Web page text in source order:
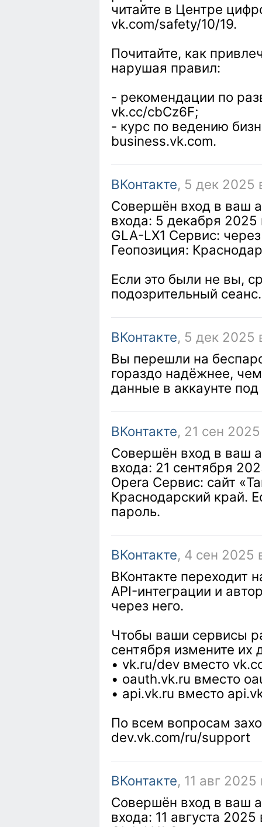
читайте в Центре
vk.com/safety/10/19.
Почитайте, как
нарушая правил:
- рекомендации по
vk.cc/cbCz6F;
- курс по ведению
business.vk.com.
ВКонтакте, 5 дек 2025
Совершён вход в ваш
входа: 5 декабря 2025
GLA-LX1 Сервис:
Геопозиция:
Если это были не вы,
подозрительный сеанс.
ВКонтакте, 5 дек 2025
Вы перешли на
гораздо надёжнее,
данные в аккаунте
ВКонтакте, 21 сен
Совершён вход в ваш
входа: 21 сентября
Opera Сервис: сайт
Краснодарский край.
пароль.
ВКонтакте, 4 сен 2025
ВКонтакте переходит
API-интеграции и
через него.
Чтобы ваши сервисы
сентября измените
• vk.ru/dev вместо
• oauth.vk.ru вместо
• api.vk.ru вместо
По всем вопросам
dev.vk.com/ru/support
ВКонтакте, 11 авг
Совершён вход в ваш
входа: 11 августа